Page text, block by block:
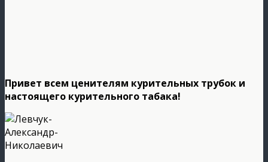
Привет всем ценителям курительных трубок и
настоящего курительного табака!